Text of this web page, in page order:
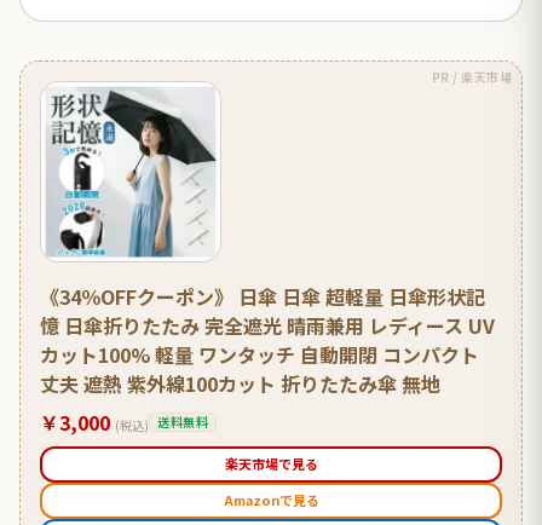
PR / 楽天市場
《34％OFFクーポン》 日傘 日傘 超軽量 日傘形状記
憶 日傘折りたたみ 完全遮光 晴雨兼用 レディース UV
カット100% 軽量 ワンタッチ 自動開閉 コンパクト
丈夫 遮熱 紫外線100カット 折りたたみ傘 無地
￥3,000 (税込) 送料無料
楽天市場で見る
Amazonで見る